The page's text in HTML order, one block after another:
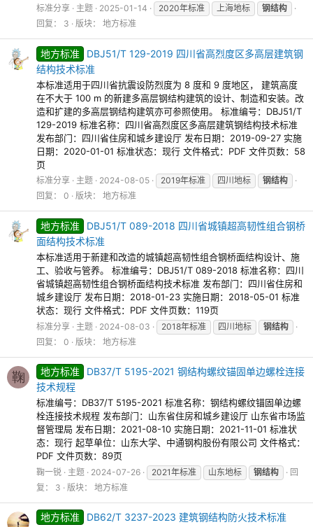
标准分享 主题 2025-01-14 2020年标准 上海地标
钢结构
回复： 3
版块： 地方标准
地方标准
DBJ51/T 129-2019 四川省高烈度区多高层建筑钢
结构技术标准
本标准适用于四川省抗震设防烈度为 8 度和 9 度地区， 建筑高度
在不大于 100 m 的新建多高层钢结构建筑的设计、制造和安装。改
造和扩建的多高层钢结构建筑亦可参照使用。 标准编号：DBJ51/T
129-2019 标准名称：四川省高烈度区多高层建筑钢结构技术标准
发布部门：四川省住房和城乡建设厅 发布日期：2019-09-27 实施
日期：2020-01-01 标准状态：现行 文件格式：PDF 文件页数：58
页
标准分享 主题 2024-08-05 2019年标准 四川地标
钢结构
回复： 0
版块： 地方标准
地方标准
DBJ51/T 089-2018 四川省城镇超高韧性组合钢桥
面结构技术标准
本标准适用于新建和改造的城镇超高韧性组合钢桥面结构设计、施
工、验收与管养。 标准编号：DBJ51/T 089-2018 标准名称：四川
省城镇超高韧性组合钢桥面结构技术标准 发布部门：四川省住房和
城乡建设厅 发布日期：2018-01-23 实施日期：2018-05-01 标准
状态：现行 文件格式：PDF 文件页数：119页
标准分享 主题 2024-08-03 2018年标准 四川地标
钢结构
回复： 0
版块： 地方标准
鞠 地方标准
DB37/T 5195-2021 钢结构螺纹锚固单边螺栓连接
技术规程
标准编号：DB37/T 5195-2021 标准名称：钢结构螺纹锚固单边螺
栓连接技术规程 发布部门：山东省住房和城乡建设厅 山东省市场监
督管理局 发布日期：2021-08-10 实施日期：2021-11-01 标准状
态：现行 起草单位：山东大学、中通钢构股份有限公司 文件格式：
PDF 文件页数：89页
鞠一锐 主题 2024-07-26 2021年标准 山东地标 钢结构
回
复： 3
版块： 地方标准
地方标准 DB62/T 3237-2023 建筑钢结构防火技术标准